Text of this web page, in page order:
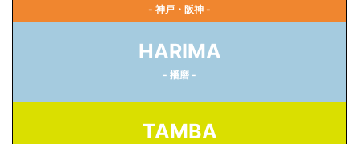
- 神戸・阪神 -
HARIMA
- 播磨 -
TAMBA